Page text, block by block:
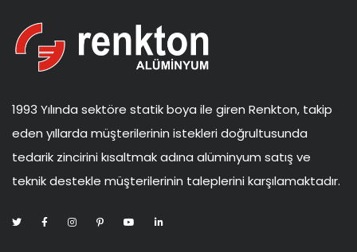
1993 Yılında sektöre statik boya ile giren Renkton, takip
eden yıllarda müşterilerinin istekleri doğrultusunda
tedarik zincirini kısaltmak adına alüminyum satış ve
teknik destekle müşterilerinin taleplerini karşılamaktadır.